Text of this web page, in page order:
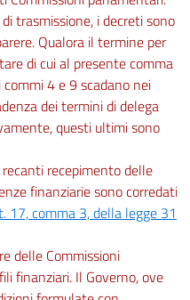
trasmissione, i decreti sono
Qualora il termine per
di cui al presente comma
4 e 9 scadano nei
dei termini di delega
questi ultimi sono
recepimento delle
finanziarie sono corredati
17, comma 3, della legge 31
delle Commissioni
finanziari. Il Governo, ove